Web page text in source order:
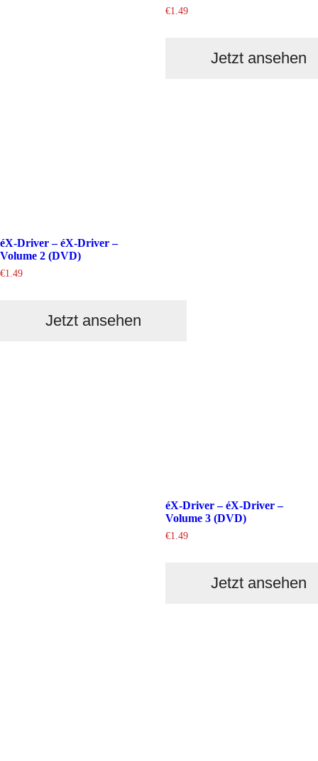
€1.49
Jetzt ansehen
éX-Driver – éX-Driver –
Volume 2 (DVD)
€1.49
Jetzt ansehen
éX-Driver – éX-Driver –
Volume 3 (DVD)
€1.49
Jetzt ansehen